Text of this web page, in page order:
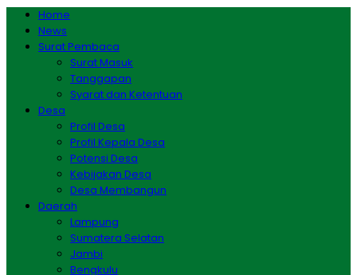
Home
News
Surat Pembaca
Surat Masuk
Tanggapan
Syarat dan Ketentuan
Desa
Profil Desa
Profil Kepala Desa
Potensi Desa
Kebijakan Desa
Desa Membangun
Daerah
Lampung
Sumatera Selatan
Jambi
Bengkulu